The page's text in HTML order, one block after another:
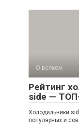
О всяком
Рейтинг
side —
Холодильники
популярных и